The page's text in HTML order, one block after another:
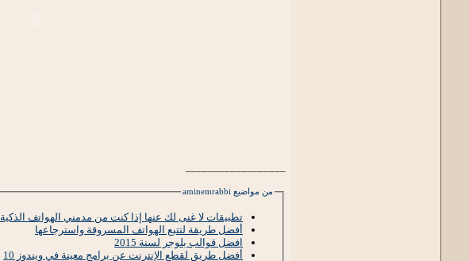
من مواضيع aminemrabbi
تطبيقات لا غنى لك عنها إذا كنت من مدمني الهواتف الذكية
أفضل طريقة لتتبع الهواتف المسروقة واسترجاعها
افضل قوالب بلوجر لسنة 2015
أفضل طريق لقطع الإنترنت عن برامج معينة في ويندوز 10